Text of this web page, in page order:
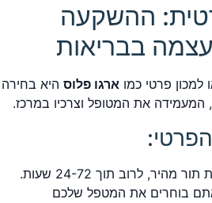
ההשקעה
בבריאות
למכון פרטי כמו ארגו פלוס היא בחירה
המעמידה את המטופל וצרכיו במרכז.
מהיר, לרוב תוך 24-72 שעות.
בוחרים את המטפל שלכם